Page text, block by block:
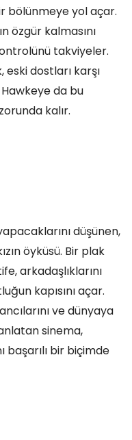
bölünmeye yol açar.
özgür kalmasını
takviyeler.
eski dostları karşı
da bu
kalır.
düşünen,
öyküsü. Bir plak
arkadaşlıklarını
kapısını açar.
ve dünyaya
sinema,
başarılı bir biçimde